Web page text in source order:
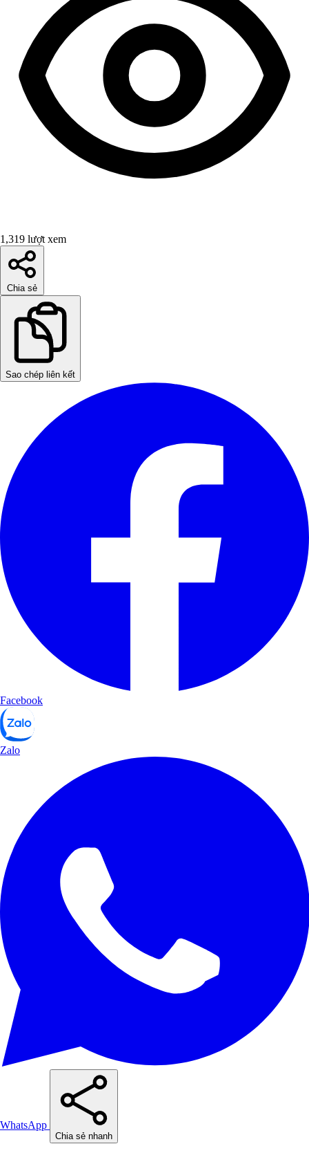
1,319 lượt xem
Chia sẻ
Sao chép liên kết
Facebook
Zalo
WhatsApp
Chia sẻ nhanh